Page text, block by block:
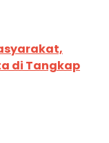
di Tangkap